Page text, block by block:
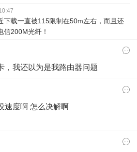
下载一直被115限制在50m左右，而且还
信200M光纤！
，我还以为是我路由器问题
速度啊 怎么决解啊